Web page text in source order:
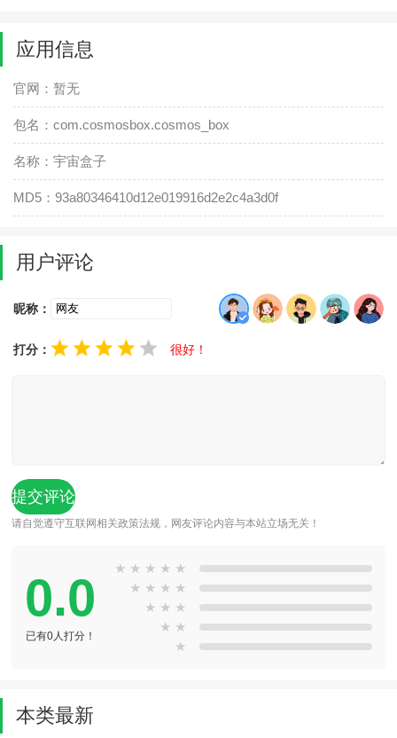
应用信息
官网：暂无
包名：com.cosmosbox.cosmos_box
名称：宇宙盒子
MD5：93a80346410d12e019916d2e2c4a3d0f
用户评论
昵称：
打分： 很好！
请自觉遵守互联网相关政策法规，网友评论内容与本站立场无关！
0.0
已有0人打分！
★ ★ ★ ★ ★
★ ★ ★ ★
★ ★ ★
★ ★
★
本类最新